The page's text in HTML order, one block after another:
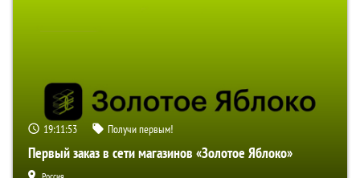
19:11:52 Получи первым!
Первый заказ в сети магазинов «Золотое Яблоко»